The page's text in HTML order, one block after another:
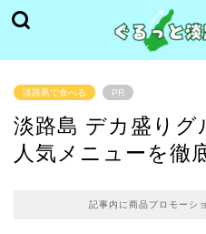
淡路島で食べる PR
淡路島 デカ盛りグ
人気メニューを徹
記事内に商品プロモーシ